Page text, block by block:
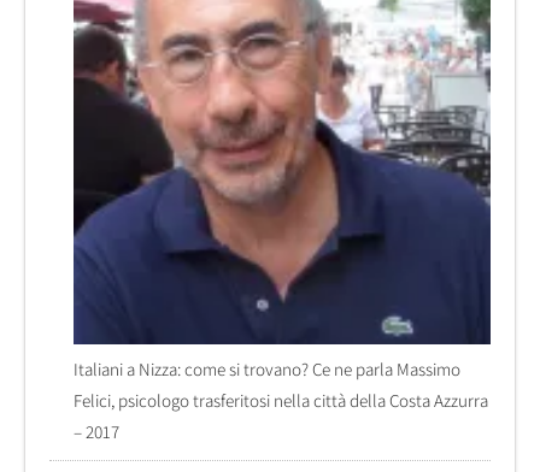
Italiani a Nizza: come si trovano? Ce ne parla Massimo
Felici, psicologo trasferitosi nella città della Costa Azzurra
– 2017